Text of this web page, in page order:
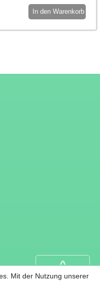
In den Warenkorb
^
back to top
Mit der Nutzung unserer